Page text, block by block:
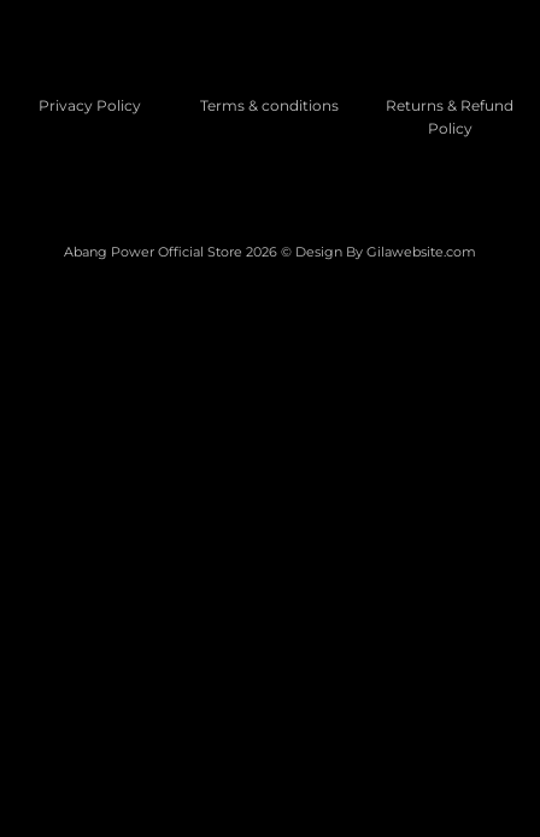
Abang Power Official Store 2026 © Design By